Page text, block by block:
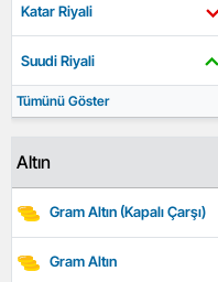
Katar Riyali
Suudi Riyali
Tümünü Göster
Altın
Gram Altın (Kapalı Çarşı)
Gram Altın